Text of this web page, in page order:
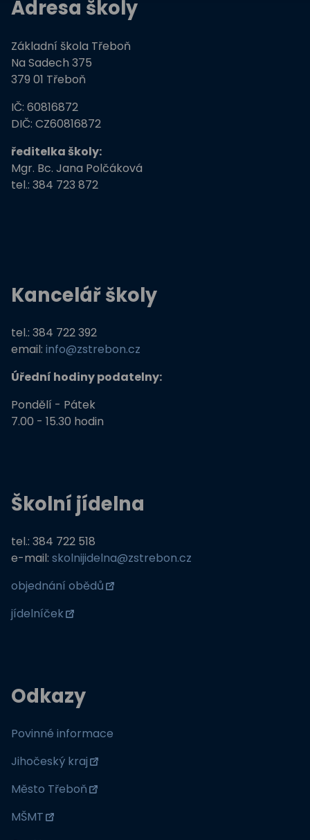
Adresa školy
Základní škola Třeboň
Na Sadech 375
379 01 Třeboň
IČ: 60816872
DIČ: CZ60816872
ředitelka školy:
Mgr. Bc. Jana Polčáková
tel.: 384 723 872
Kancelář školy
tel.: 384 722 392
email: info@zstrebon.cz
Úřední hodiny podatelny:
Pondělí - Pátek
7.00 - 15.30 hodin
Školní jídelna
tel.: 384 722 518
e-mail: skolnijidelna@zstrebon.cz
objednání obědů
jídelníček
Odkazy
Povinné informace
Jihočeský kraj
Město Třeboň
MŠMT